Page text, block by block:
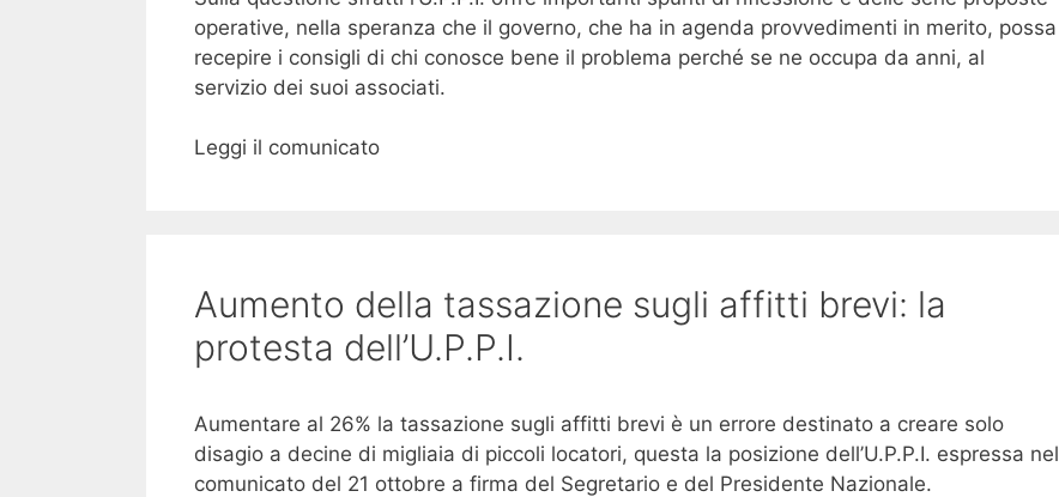
operative, nella speranza che il governo, che ha in agenda provvedimenti in merito, possa
recepire i consigli di chi conosce bene il problema perché se ne occupa da anni, al
servizio dei suoi associati.
Leggi il comunicato
Aumento della tassazione sugli affitti brevi: la
protesta dell’U.P.P.I.
Aumentare al 26% la tassazione sugli affitti brevi è un errore destinato a creare solo
disagio a decine di migliaia di piccoli locatori, questa la posizione dell’U.P.P.I. espressa nel
comunicato del 21 ottobre a firma del Segretario e del Presidente Nazionale.